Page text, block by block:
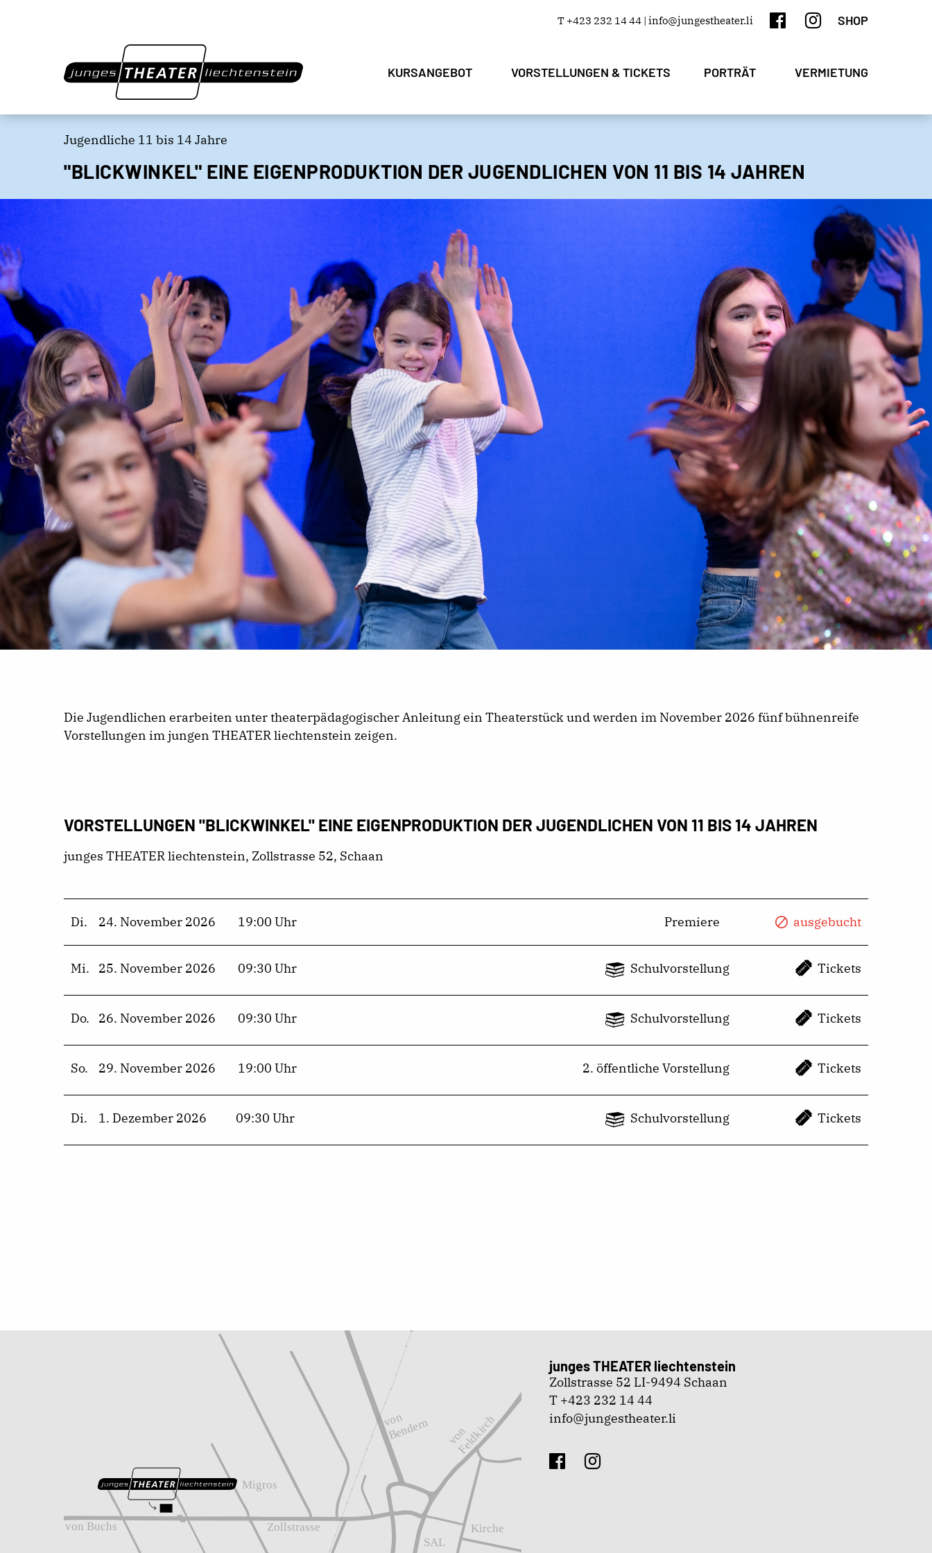
T +423 232 14 44 | info@jungestheater.li SHOP
KURSANGEBOT VORSTELLUNGEN & TICKETS PORTRÄT VERMIETUNG
Jugendliche 11 bis 14 Jahre
"BLICKWINKEL" EINE EIGENPRODUKTION DER JUGENDLICHEN VON 11 BIS 14 JAHREN
Die Jugendlichen erarbeiten unter theaterpädagogischer Anleitung ein Theaterstück und werden im November 2026 fünf bühnenreife
Vorstellungen im jungen THEATER liechtenstein zeigen.
VORSTELLUNGEN "BLICKWINKEL" EINE EIGENPRODUKTION DER JUGENDLICHEN VON 11 BIS 14 JAHREN
junges THEATER liechtenstein, Zollstrasse 52, Schaan
Di. 24. November 2026 19:00 Uhr Premiere ausgebucht
Mi. 25. November 2026 09:30 Uhr Schulvorstellung Tickets
Do. 26. November 2026 09:30 Uhr Schulvorstellung Tickets
So. 29. November 2026 19:00 Uhr 2. öffentliche Vorstellung Tickets
Di. 1. Dezember 2026 09:30 Uhr Schulvorstellung Tickets
junges THEATER liechtenstein
Zollstrasse 52 LI-9494 Schaan
T +423 232 14 44
info@jungestheater.li